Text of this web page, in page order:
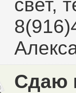
свет,
Сдаю